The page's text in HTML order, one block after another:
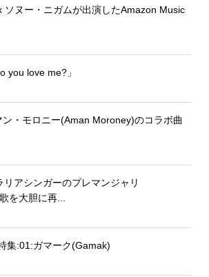
ソヌー・ニガムが出演したAmazon Music
you love me?」
・モロニー(Aman Moroney)のコラボ曲
リアシンガーのプレマンジャリ
を大胆に再...
集:01:ガマーク(Gamak)